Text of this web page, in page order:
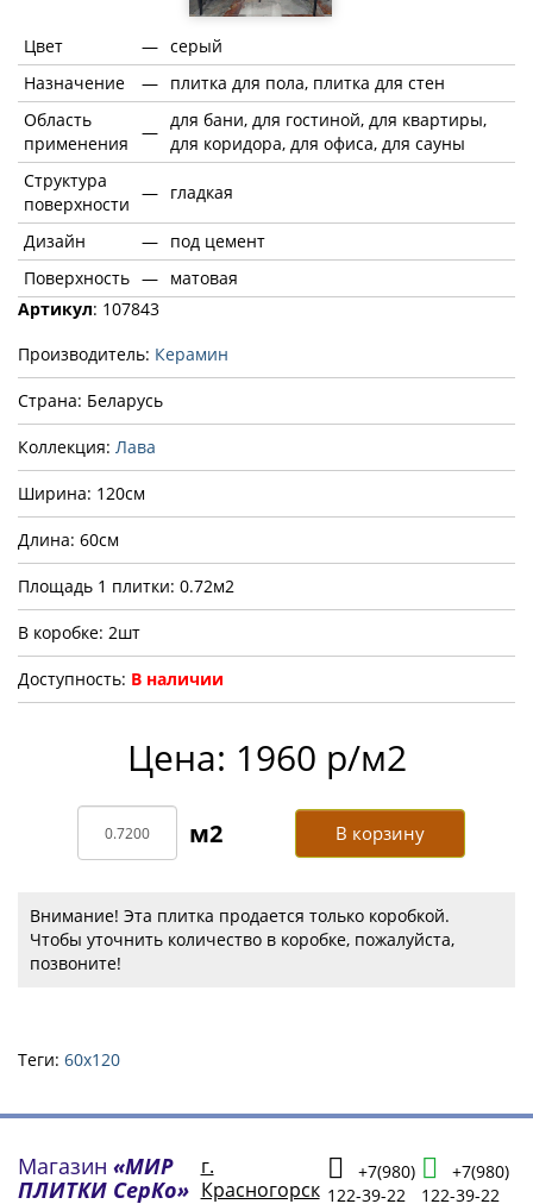
Цвет — серый
Назначение
— плитка для пола, плитка для стен
Область
применения
—
для бани, для гостиной, для квартиры,
для коридора, для офиса, для сауны
Структура
поверхности
— гладкая
Дизайн — под цемент
Поверхность — матовая
Артикул: 107843
Производитель: Керамин
Страна: Беларусь
Коллекция: Лава
Ширина: 120см
Длина: 60см
Площадь 1 плитки: 0.72м2
В коробке: 2шт
Доступность: В наличии
Цена: 1960 р/м2
В корзину
Внимание! Эта плитка продается только коробкой.
Чтобы уточнить количество в коробке, пожалуйста,
позвоните!
Теги: 60х120
Магазин «МИР
ПЛИТКИ СерКо»
г.
Красногорск
+7(980)
122-39-22
+7(980)
122-39-22